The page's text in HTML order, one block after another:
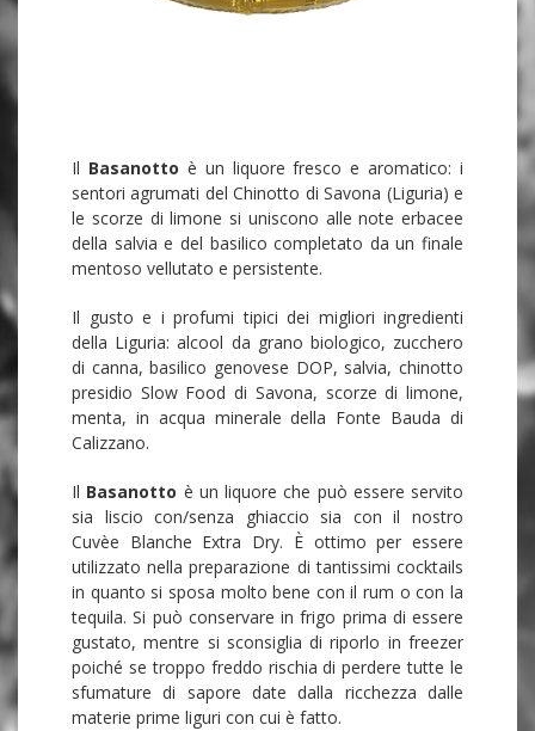
Il Basanotto è un liquore fresco e aromatico: i
sentori agrumati del Chinotto di Savona (Liguria) e
le scorze di limone si uniscono alle note erbacee
della salvia e del basilico completato da un finale
mentoso vellutato e persistente.
Il gusto e i profumi tipici dei migliori ingredienti
della Liguria: alcool da grano biologico, zucchero
di canna, basilico genovese DOP, salvia, chinotto
presidio Slow Food di Savona, scorze di limone,
menta, in acqua minerale della Fonte Bauda di
Calizzano.
Il Basanotto è un liquore che può essere servito
sia liscio con/senza ghiaccio sia con il nostro
Cuvèe Blanche Extra Dry. È ottimo per essere
utilizzato nella preparazione di tantissimi cocktails
in quanto si sposa molto bene con il rum o con la
tequila. Si può conservare in frigo prima di essere
gustato, mentre si sconsiglia di riporlo in freezer
poiché se troppo freddo rischia di perdere tutte le
sfumature di sapore date dalla ricchezza dalle
materie prime liguri con cui è fatto.